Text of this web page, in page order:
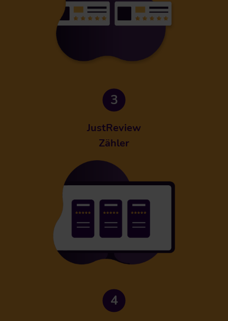
JustReview
Zähler